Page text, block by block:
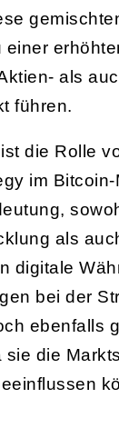
einer
als
führen.
die Rolle
im
als
digitale
bei der
ebenfalls
sie die